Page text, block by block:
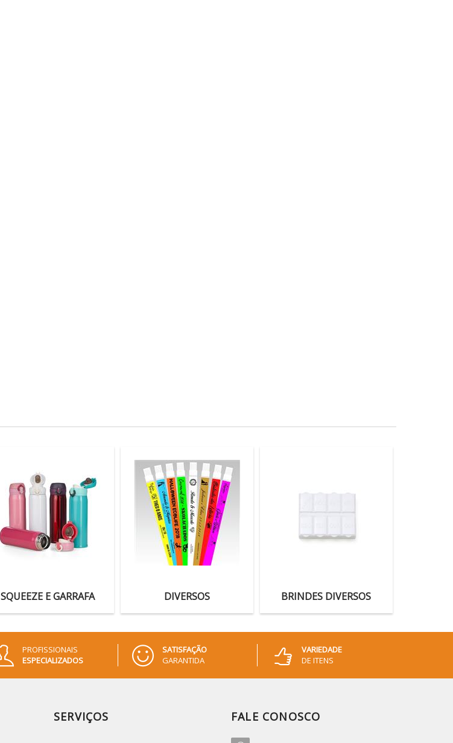
SQUEEZE E GARRAFA DIVERSOS BRINDES DIVERSOS
PROFISSIONAIS
ESPECIALIZADOS
SATISFAÇÃO
GARANTIDA
VARIEDADE
DE ITENS
SERVIÇOS FALE CONOSCO